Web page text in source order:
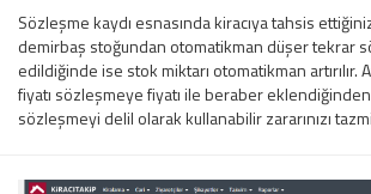
Sözleşme kaydı esnasında kiracıya tahsis
demirbaş stoğundan otomatikman düşer tekrar
edildiğinde ise stok miktarı otomatikman artırılır.
fiyatı sözleşmeye fiyatı ile beraber
sözleşmeyi delil olarak kullanabilir zararınızı